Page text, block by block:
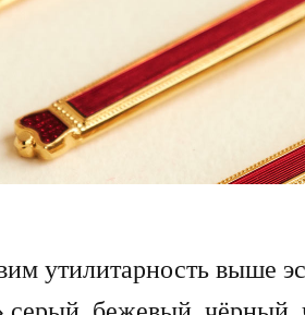
утилитарность выше